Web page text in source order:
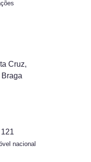
Cruz,
Braga
nacional